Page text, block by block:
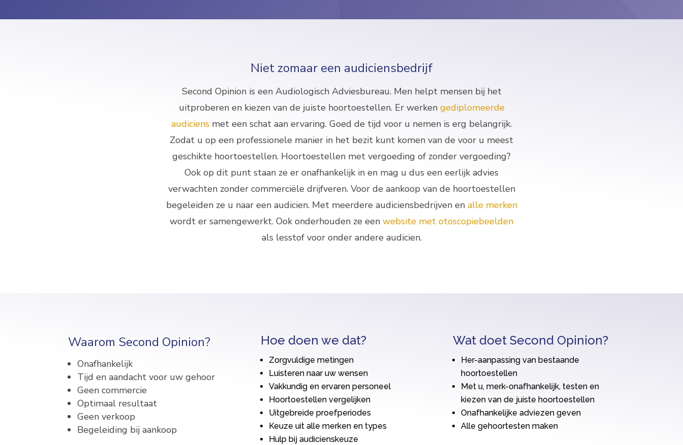
Niet zomaar een audiciensbedrijf
Second Opinion is een Audiologisch Adviesbureau. Men helpt mensen bij het
uitproberen en kiezen van de juiste hoortoestellen. Er werken gediplomeerde
audiciens met een schat aan ervaring. Goed de tijd voor u nemen is erg belangrijk.
Zodat u op een professionele manier in het bezit kunt komen van de voor u meest
geschikte hoortoestellen. Hoortoestellen met vergoeding of zonder vergoeding?
Ook op dit punt staan ze er onafhankelijk in en mag u dus een eerlijk advies
verwachten zonder commerciële drijfveren. Voor de aankoop van de hoortoestellen
begeleiden ze u naar een audicien. Met meerdere audiciensbedrijven en alle merken
wordt er samengewerkt. Ook onderhouden ze een website met otoscopiebeelden
als lesstof voor onder andere audicien.
Waarom Second Opinion?
Onafhankelijk
Tijd en aandacht voor uw gehoor
Geen commercie
Optimaal resultaat
Geen verkoop
Begeleiding bij aankoop
Hoe doen we dat?
Zorgvuldige metingen
Luisteren naar uw wensen
Vakkundig en ervaren personeel
Hoortoestellen vergelijken
Uitgebreide proefperiodes
Keuze uit alle merken en types
Hulp bij audicienskeuze
Wat doet Second Opinion?
Her-aanpassing van bestaande
hoortoestellen
Met u, merk-onafhankelijk, testen en
kiezen van de juiste hoortoestellen
Onafhankelijke adviezen geven
Alle gehoortesten maken